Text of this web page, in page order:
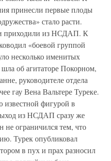
принесли первые плоды
стало расти.
приходили из НСДАП. К
«боевой группой
несколько именитых
об агитаторе Покорном,
руководителе отдела
гау Вена Вальтере Туреке.
известной фигурой в
из НСДАП сразу же
не ограничился тем, что
Турек опубликовал
в пух и прах разносил